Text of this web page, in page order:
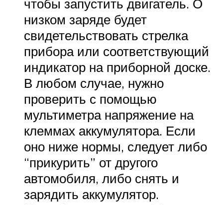
чтобы запустить двигатель. О
низком заряде будет
свидетельствовать стрелка
прибора или соответствующий
индикатор на приборной доске.
В любом случае, нужно
проверить с помощью
мультиметра напряжение на
клеммах аккумулятора. Если
оно ниже нормы, следует либо
“прикурить” от другого
автомобиля, либо снять и
зарядить аккумулятор.